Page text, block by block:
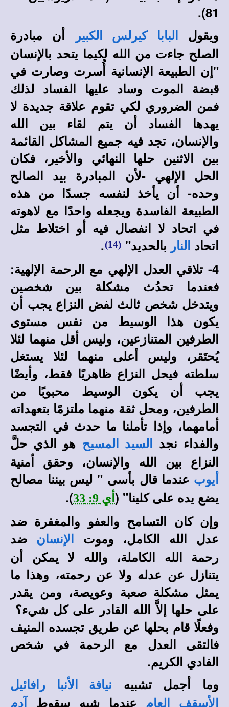
81).
ويقول
البابا كيرلس الكبير
أن مبادرة
الصلح جاءت من الله لكيما يتحد بالإنسان
"إن الطبيعة الإنسانية أُسرت وصارت في
قبضة الموت وساد عليها الفساد لذلك
فمن الضروري لكي تقوم علاقة جديدة لا
يهدها الفساد أن يتم لقاء بين الله
والإنسان، تجد فيه جميع المشاكل القائمة
بين الاثنين حلها النهائي والأخير، فكان
الحل الإلهي -لأن المبادرة بيد الصالح
وحده- أن يأخذ لنفسه جسدًا من هذه
الطبيعة الفاسدة ويجعله واحدًا مع لاهوته
في اتحاد لا انفصال فيه أو اختلاط مثل
اتحاد
النار بالحديد" (14)
.
4- تلاقي العدل الإلهي مع الرحمة الإلهية:
فعندما تحدُث مشكلة بين شخصين
ويتدخل شخص ثالث لفض النزاع يجب أن
يكون هذا الوسيط من نفس مستوى
الطرفين المتنازعين، وليس أقل منهما لئلا
يُحتَقر، وليس أعلى منهما لئلا يستغل
سلطته فيحل النزاع ظاهريًا فقط، وأيضًا
يجب أن يكون الوسيط محبوبًا من
الطرفين، ومحل ثقة منهما ملتزمًا بتعهداته
أمامهما، وإذا تأملنا ما حدث في التجسد
والفداء نجد
السيد المسيح هو الذي حلَّ
النزاع بين الله والإنسان، وحقق أمنية
أيوب عندما قال بأسى " ليس بيننا مصالح
يضع يده على كلينا" ( أي 9: 33
).
وإن كان التسامح والعفو والمغفرة ضد
عدل الله الكامل، وموت
الإنسان
ضد
رحمة الله الكاملة، والله لا يمكن أن
يتنازل عن عدله ولا عن رحمته، وهذا ما
يمثل مشكلة صعبة وعويصة، ومن يقدر
على حلها إلاَّ الله القادر على كل شيء؟‍ ‍
وفعلًا قام بحلها عن طريق تجسده المنيف
فالتقى العدل مع الرحمة في شخص
الفادي الكريم.
وما أجمل تشبيه
نيافة الأنبا رافائيل
الأسقف العام
عندما شبه سقوط آدم